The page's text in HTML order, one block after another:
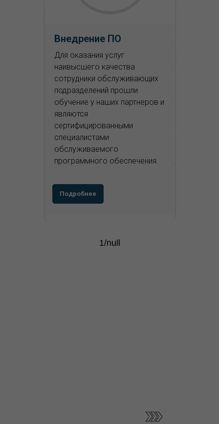
Внедрение ПО
Для оказания услуг
наивысшего качества
сотрудники обслуживающих
подразделений прошли
обучение у наших партнеров и
являются
сертифицированными
специалистами
обслуживаемого
программного обеспечения.
Подробнее
1/null